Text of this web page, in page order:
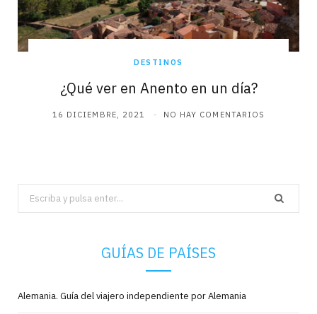
DESTINOS
¿Qué ver en Anento en un día?
16 DICIEMBRE, 2021 NO HAY COMENTARIOS
Search
for:
GUÍAS DE PAÍSES
Alemania. Guía del viajero independiente por Alemania